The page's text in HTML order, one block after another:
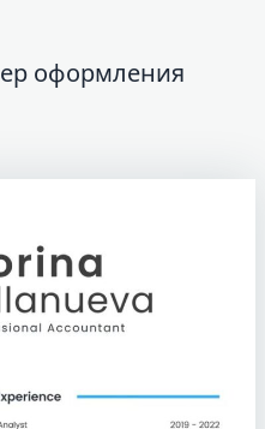
оформления